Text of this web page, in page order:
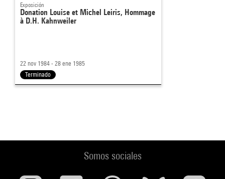
Exposición
Donation Louise et Michel Leiris, Hommage
à D.H. Kahnweiler
22 nov 1984 - 28 ene 1985
Terminado
Somos sociales